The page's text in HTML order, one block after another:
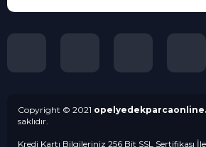
Copyright © 2021
saklıdır.
Kredi Kartı Bilgileriniz 256 Bit SSL Sertifikası